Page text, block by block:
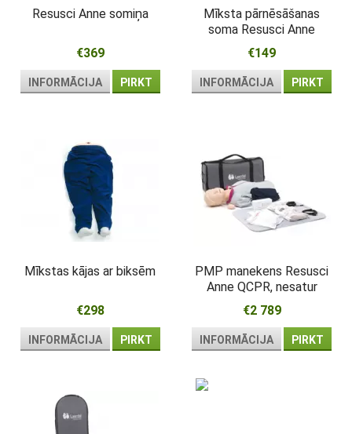
Resusci Anne somiņa
€369
INFORMĀCIJA PIRKT
Mīksta pārnēsāšanas
soma Resusci Anne
rumpim
€149
INFORMĀCIJA PIRKT
Mīkstas kājas ar biksēm
€298
INFORMĀCIJA PIRKT
PMP manekens Resusci
Anne QCPR, nesatur
lateksu
€2 789
INFORMĀCIJA PIRKT